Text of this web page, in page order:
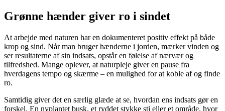
Grønne hænder giver ro i sindet
At arbejde med naturen har en dokumenteret positiv effekt på både
krop og sind. Når man bruger hænderne i jorden, mærker vinden og
ser resultaterne af sin indsats, opstår en følelse af nærvær og
tilfredshed. Mange oplever, at naturpleje giver en pause fra
hverdagens tempo og skærme – en mulighed for at koble af og finde
ro.
Samtidig giver det en særlig glæde at se, hvordan ens indsats gør en
forskel. En nyplantet busk, et ryddet stykke sti eller et område, hvor